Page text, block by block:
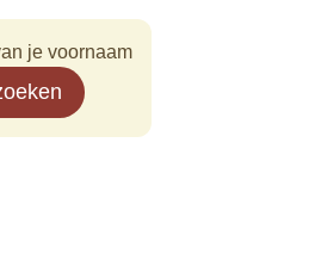
je voornaam